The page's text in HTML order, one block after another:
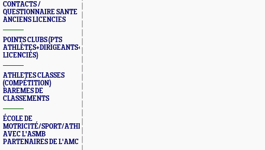
CONTACTS /
QUESTIONNAIRE SANTE
ANCIENS LICENCIES
POINTS CLUBS (PTS
ATHLÈTES+DIRIGEANTS+BONUS
LICENCIÉS)
ATHLETES CLASSES
(COMPÉTITION)
BAREMES DE
CLASSEMENTS
ÉCOLE DE
MOTRICITÉ/SPORT/ATHLÉ
AVEC L'ASMB
PARTENAIRES DE L'AMC